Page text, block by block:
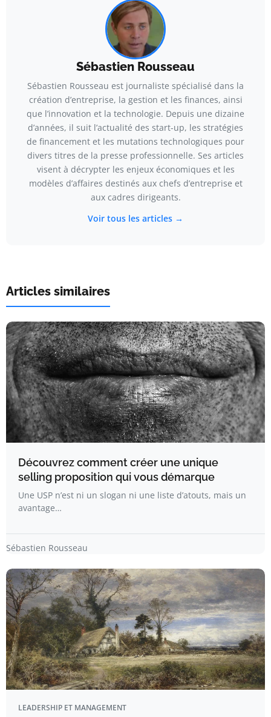
Sébastien Rousseau
Sébastien Rousseau est journaliste spécialisé dans la
création d’entreprise, la gestion et les finances, ainsi
que l’innovation et la technologie. Depuis une dizaine
d’années, il suit l’actualité des start-up, les stratégies
de financement et les mutations technologiques pour
divers titres de la presse professionnelle. Ses articles
visent à décrypter les enjeux économiques et les
modèles d’affaires destinés aux chefs d’entreprise et
aux cadres dirigeants.
Voir tous les articles →
Articles similaires
Découvrez comment créer une unique
selling proposition qui vous démarque
Une USP n’est ni un slogan ni une liste d’atouts, mais un
avantage…
Sébastien Rousseau
LEADERSHIP ET MANAGEMENT